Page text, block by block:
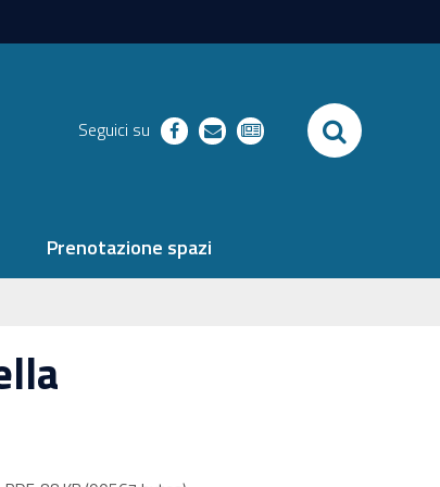
Seguici su facebookrichiestenewsletter SEARCH
Prenotazione spazi